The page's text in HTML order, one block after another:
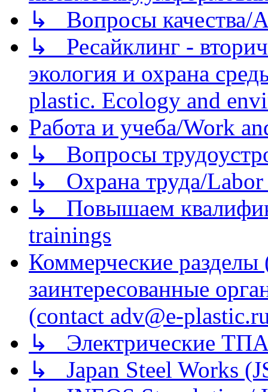
↳ Вопросы качества/
↳ Ресайклинг -
экология и охрана
plastic. Ecology and
Работа и учеба/Work
↳ Вопросы
↳ Охрана труда/Labor
↳ Повышаем
trainings
Коммерческие
заинтересованные
(contact adv@e-
↳ Электрические
↳ Japan Steel Works